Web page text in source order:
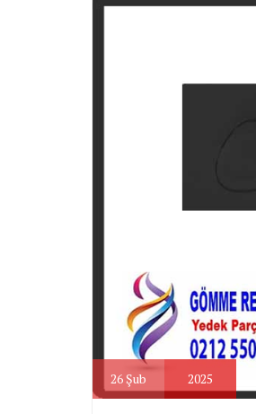
26 Şub 2025